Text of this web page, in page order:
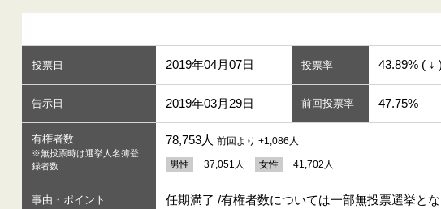
投票日 2019年04月07日 投票率 43.89% ( ↓ )
告示日 2019年03月29日 前回投票率 47.75%
有権者数
※無投票時は選挙人名簿登
録者数
78,753人 前回より +1,086人
男性 37,051人 女性 41,702人
事由・ポイント 任期満了 /有権者数については一部無投票選挙と